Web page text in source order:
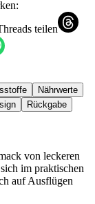
teilen
Nährwerte
Rückgabe
von leckeren
im praktischen
auf Ausflügen